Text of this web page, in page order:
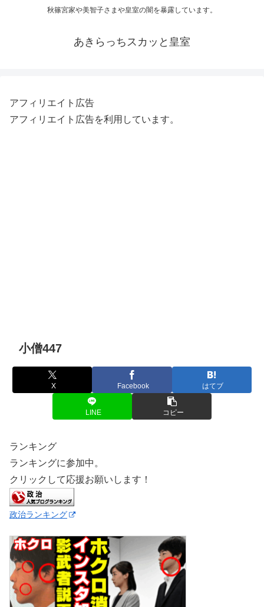
秋篠宮家や美智子さまや皇室の闇を暴露しています。
あきらっちスカッと皇室
アフィリエイト広告
アフィリエイト広告を利用しています。
小僧447
X Facebook はてブ
LINE コピー
ランキング
ランキングに参加中。
クリックして応援お願いします！
政治ランキング